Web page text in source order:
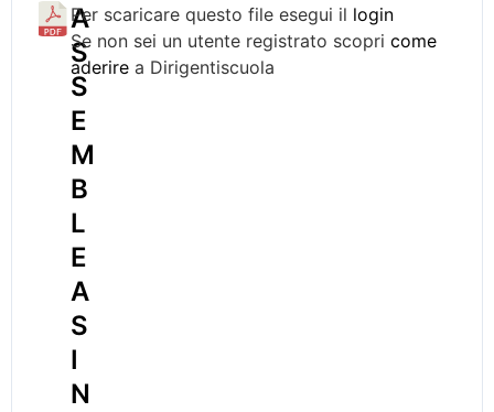
A
S
S
E
M
B
L
E
A
S
I
N
Per scaricare questo file esegui il login
Se non sei un utente registrato scopri come
aderirea Dirigentiscuola